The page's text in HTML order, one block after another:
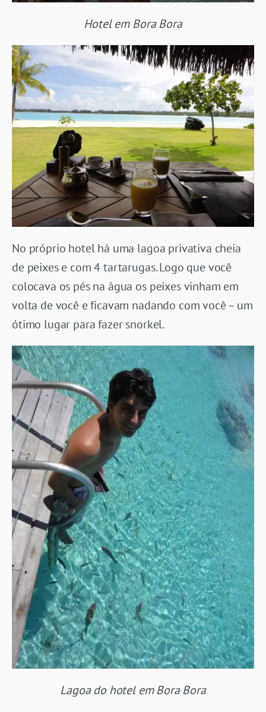
Hotel em Bora Bora
No próprio hotel há uma lagoa privativa cheia
de peixes e com 4 tartarugas. Logo que você
colocava os pés na água os peixes vinham em
volta de você e ficavam nadando com você – um
ótimo lugar para fazer snorkel.
Lagoa do hotel em Bora Bora